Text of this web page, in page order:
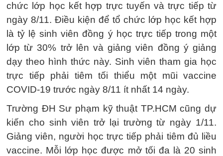
chức lớp học kết hợp trực tuyến và trực tiếp từ
ngày 8/11. Điều kiện để tổ chức lớp học kết hợp
là tỷ lệ sinh viên đồng ý học trực tiếp trong một
lớp từ 30% trở lên và giảng viên đồng ý giảng
dạy theo hình thức này. Sinh viên tham gia học
trực tiếp phải tiêm tối thiểu một mũi vaccine
COVID-19 trước ngày 8/11 ít nhất 14 ngày.
Trường ĐH Sư phạm kỹ thuật TP.HCM cũng dự
kiến cho sinh viên trở lại trường từ ngày 1/11.
Giảng viên, người học trực tiếp phải tiêm đủ liều
vaccine. Mỗi lớp học được mở tối đa là 20 sinh